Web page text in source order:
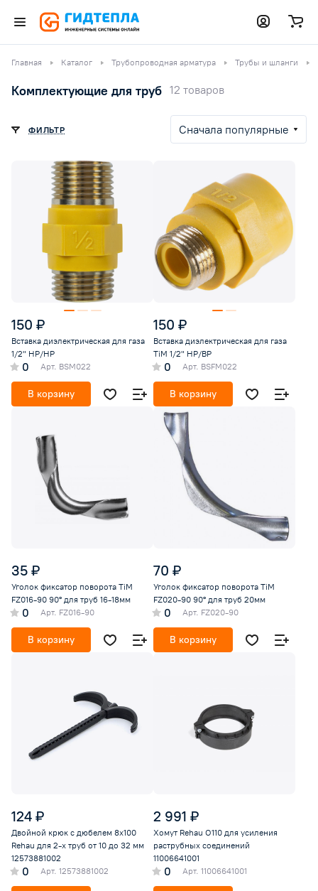
Главная Каталог Трубопроводная арматура Трубы и шланги
Комплектующие для труб 12 товаров
ФИЛЬТР Сначала популярные
150 ₽
Вставка диэлектрическая для газа
1/2" НР/НР
0 Арт. BSM022
В корзину
150 ₽
Вставка диэлектрическая для газа
TiM 1/2" НР/ВР
0 Арт. BSFM022
В корзину
35 ₽
Уголок фиксатор поворота TiM
FZ016-90 90° для труб 16-18мм
0 Арт. FZ016-90
В корзину
70 ₽
Уголок фиксатор поворота TiM
FZ020-90 90° для труб 20мм
0 Арт. FZ020-90
В корзину
124 ₽
Двойной крюк с дюбелем 8x100
Rehau для 2-х труб от 10 до 32 мм
12573881002
0 Арт. 12573881002
2 991 ₽
Хомут Rehau O110 для усиления
раструбных соединений
11006641001
0 Арт. 11006641001